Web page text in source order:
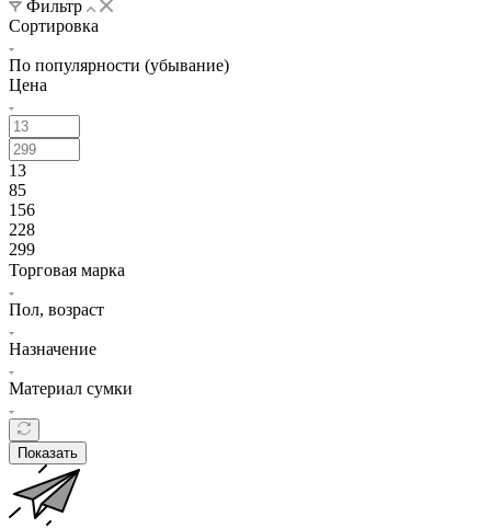
Фильтр
Сортировка
По популярности (убывание)
Цена
13
85
156
228
299
Торговая марка
Пол, возраст
Назначение
Материал сумки
Показать